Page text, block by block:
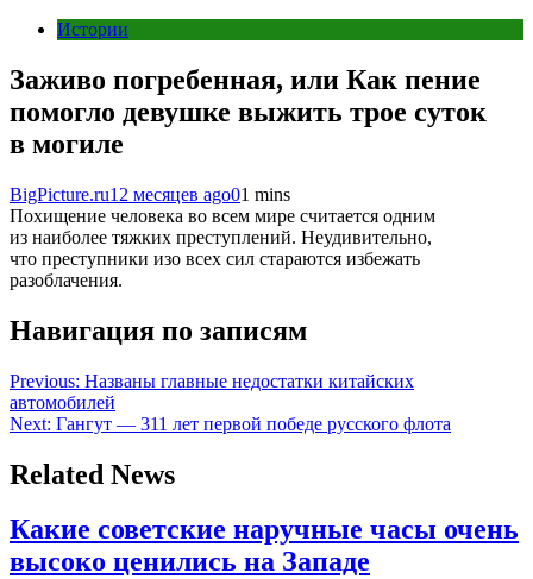
Истории
Заживо погребенная, или Как пение
помогло девушке выжить трое суток
в могиле
BigPicture.ru12 месяцев ago01 mins
Похищение человека во всем мире считается одним
из наиболее тяжких преступлений. Неудивительно,
что преступники изо всех сил стараются избежать
разоблачения.
Навигация по записям
Previous: Названы главные недостатки китайских
автомобилей
Next: Гангут — 311 лет первой победе русского флота
Related News
Какие советские наручные часы очень
высоко ценились на Западе